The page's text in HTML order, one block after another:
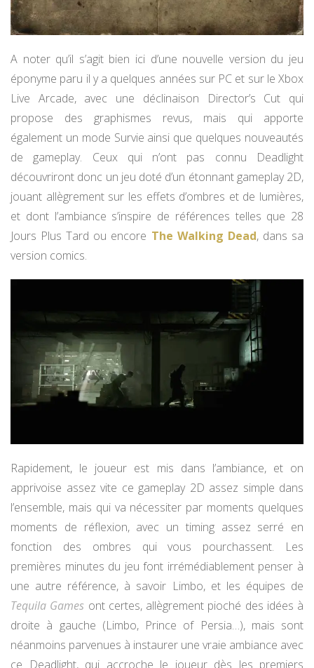
A noter qu’il s’agit bien ici d’une nouvelle version du jeu
éponyme paru il y a quelques années sur PC et sur le Xbox
Live Arcade, avec une déclinaison Director’s Cut qui
propose des graphismes revus, mais qui apporte
également un mode Survie ainsi que quelques nouveautés
de gameplay. Ceux qui n’ont pas connu Deadlight
découvriront donc un jeu doté d’un étonnant gameplay 2D,
jouant allègrement sur les effets d’ombres et de lumières,
et dont l’ambiance s’inspire de références telles que 28
Jours Plus Tard ou encore The Walking Dead, dans sa
version comics.
Rapidement, le joueur est mis dans l’ambiance, et on
apprivoise assez vite ce gameplay 2D assez simple dans
l’ensemble, mais qui va nécessiter par moments quelques
moments de réflexion, avec un timing assez serré en
fonction des ombres qui vous pourchassent. Les
premières minutes du jeu font irrémédiablement penser à
une autre référence, à savoir Limbo, et les équipes de
Tequila Games ont certes, allègrement pioché des idées à
droite à gauche (Limbo, Prince of Persia…), mais sont
néanmoins parvenues à instaurer une vraie ambiance avec
ce Deadlight, qui accroche le joueur dès les premiers